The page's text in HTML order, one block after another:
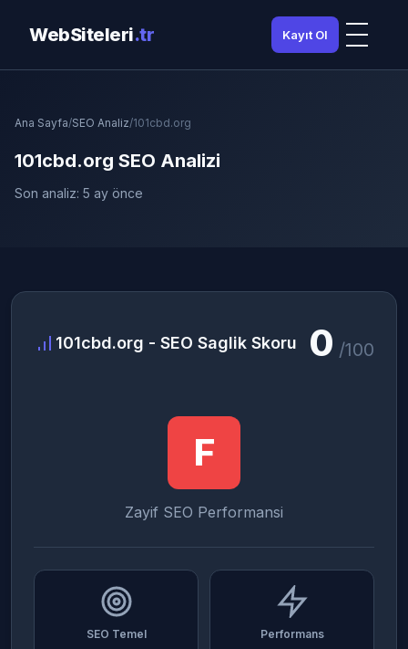
WebSiteleri.tr Kayıt Ol
Ana Sayfa/SEO Analiz/101cbd.org
101cbd.org SEO Analizi
Son analiz: 5 ay önce
101cbd.org - SEO Saglik Skoru 0 /100
F
Zayif SEO Performansi
SEO Temel Performans